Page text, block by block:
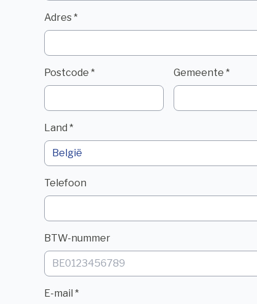
Adres *
Postcode * Gemeente *
Land *
Telefoon
BTW-nummer
E-mail *